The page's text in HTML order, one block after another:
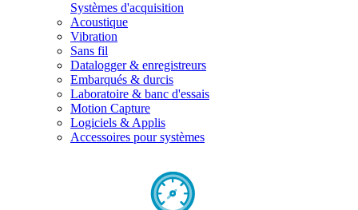
Systèmes d'acquisition
Acoustique
Vibration
Sans fil
Datalogger & enregistreurs
Embarqués & durcis
Laboratoire & banc d'essais
Motion Capture
Logiciels & Applis
Accessoires pour systèmes